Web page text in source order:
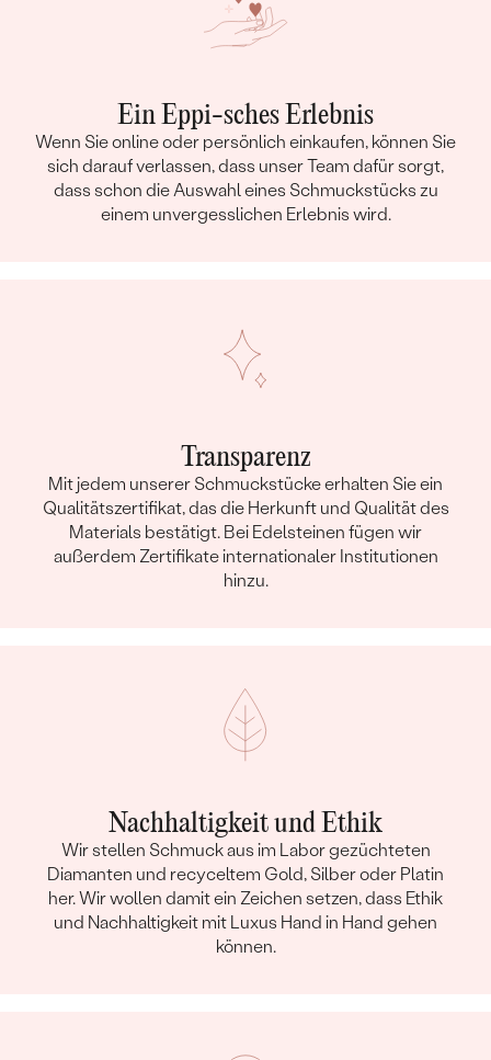
Ein Eppi-sches Erlebnis
Wenn Sie online oder persönlich einkaufen, können Sie
sich darauf verlassen, dass unser Team dafür sorgt,
dass schon die Auswahl eines Schmuckstücks zu
einem unvergesslichen Erlebnis wird.
Transparenz
Mit jedem unserer Schmuckstücke erhalten Sie ein
Qualitätszertifikat, das die Herkunft und Qualität des
Materials bestätigt. Bei Edelsteinen fügen wir
außerdem Zertifikate internationaler Institutionen
hinzu.
Nachhaltigkeit und Ethik
Wir stellen Schmuck aus im Labor gezüchteten
Diamanten und recyceltem Gold, Silber oder Platin
her. Wir wollen damit ein Zeichen setzen, dass Ethik
und Nachhaltigkeit mit Luxus Hand in Hand gehen
können.